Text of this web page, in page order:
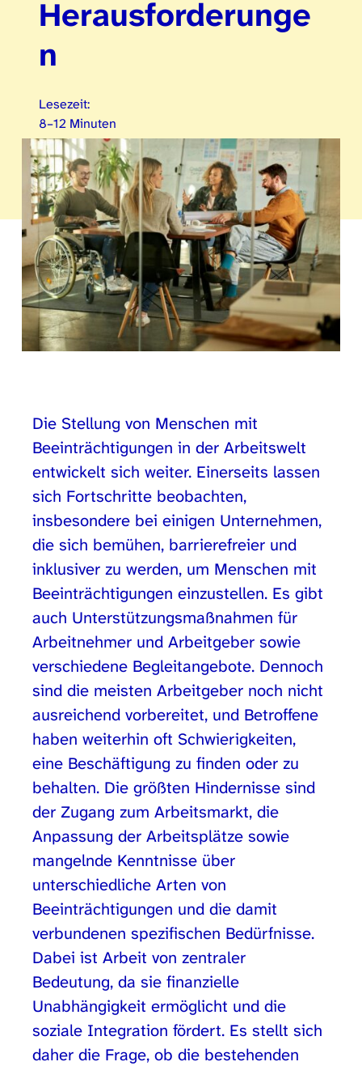
Herausforderunge
n
Lesezeit:
8–12 Minuten
Die Stellung von Menschen mit
Beeinträchtigungen in der Arbeitswelt
entwickelt sich weiter. Einerseits lassen
sich Fortschritte beobachten,
insbesondere bei einigen Unternehmen,
die sich bemühen, barrierefreier und
inklusiver zu werden, um Menschen mit
Beeinträchtigungen einzustellen. Es gibt
auch Unterstützungsmaßnahmen für
Arbeitnehmer und Arbeitgeber sowie
verschiedene Begleitangebote. Dennoch
sind die meisten Arbeitgeber noch nicht
ausreichend vorbereitet, und Betroffene
haben weiterhin oft Schwierigkeiten,
eine Beschäftigung zu finden oder zu
behalten. Die größten Hindernisse sind
der Zugang zum Arbeitsmarkt, die
Anpassung der Arbeitsplätze sowie
mangelnde Kenntnisse über
unterschiedliche Arten von
Beeinträchtigungen und die damit
verbundenen spezifischen Bedürfnisse.
Dabei ist Arbeit von zentraler
Bedeutung, da sie finanzielle
Unabhängigkeit ermöglicht und die
soziale Integration fördert. Es stellt sich
daher die Frage, ob die bestehenden